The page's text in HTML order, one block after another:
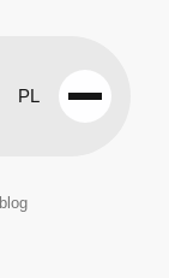
PL
Open